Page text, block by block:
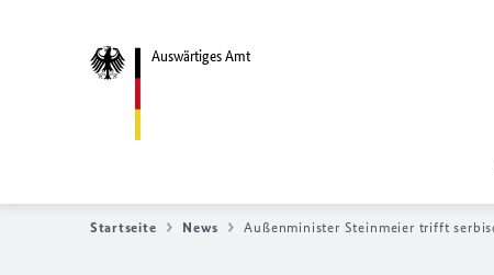
Auswärtiges Amt
Startseite News Außenminister Steinmeier trifft